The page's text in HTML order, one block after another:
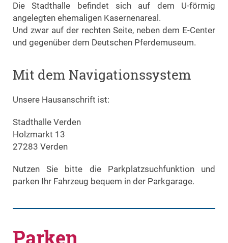
Die Stadthalle befindet sich auf dem U-förmig
angelegten ehemaligen Kasernenareal.
Und zwar auf der rechten Seite, neben dem E-Center
und gegenüber dem Deutschen Pferdemuseum.
Mit dem Navigationssystem
Unsere Hausanschrift ist:
Stadthalle Verden
Holzmarkt 13
27283 Verden
Nutzen Sie bitte die Parkplatzsuchfunktion und
parken Ihr Fahrzeug bequem in der Parkgarage.
Parken